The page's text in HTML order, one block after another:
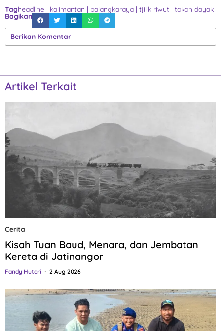
Tagheadline | kalimantan | palangkaraya | tjilik riwut | tokoh dayak
Bagikan
Berikan Komentar
Artikel Terkait
Cerita
Kisah Tuan Baud, Menara, dan Jembatan
Kereta di Jatinangor
Fandy Hutari 2 Aug 2026